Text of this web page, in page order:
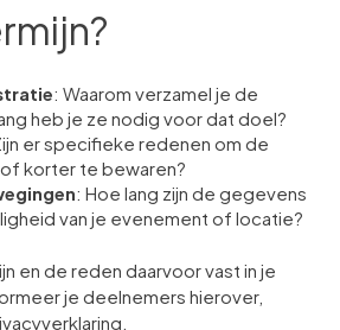
: Waarom verzamel je de
heb je ze nodig voor dat doel?
er specifieke redenen om de
korter te bewaren?
: Hoe lang zijn de gegevens
van je evenement of locatie?
en de reden daarvoor vast in je
je deelnemers hierover,